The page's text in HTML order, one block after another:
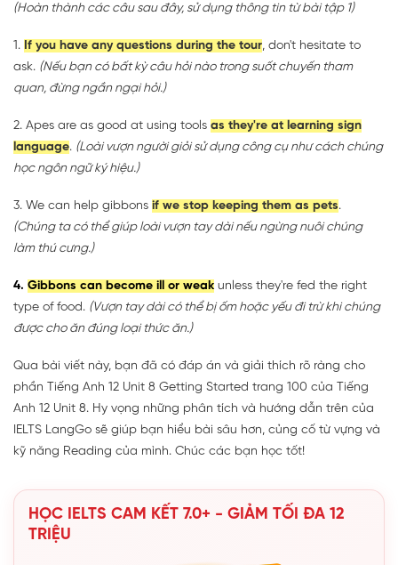
(Hoàn thành các câu sau đây, sử dụng thông tin từ bài tập 1)
1. If you have any questions during the tour, don't hesitate to
ask. (Nếu bạn có bất kỳ câu hỏi nào trong suốt chuyến tham
quan, đừng ngần ngại hỏi.)
2. Apes are as good at using tools as they're at learning sign
language. (Loài vượn người giỏi sử dụng công cụ như cách chúng
học ngôn ngữ ký hiệu.)
3. We can help gibbons if we stop keeping them as pets.
(Chúng ta có thể giúp loài vượn tay dài nếu ngừng nuôi chúng
làm thú cưng.)
4. Gibbons can become ill or weak unless they're fed the right
type of food. (Vượn tay dài có thể bị ốm hoặc yếu đi trừ khi chúng
được cho ăn đúng loại thức ăn.)
Qua bài viết này, bạn đã có đáp án và giải thích rõ ràng cho
phần Tiếng Anh 12 Unit 8 Getting Started trang 100 của Tiếng
Anh 12 Unit 8. Hy vọng những phân tích và hướng dẫn trên của
IELTS LangGo sẽ giúp bạn hiểu bài sâu hơn, củng cố từ vựng và
kỹ năng Reading của mình. Chúc các bạn học tốt!
HỌC IELTS CAM KẾT 7.0+ - GIẢM TỐI ĐA 12
TRIỆU